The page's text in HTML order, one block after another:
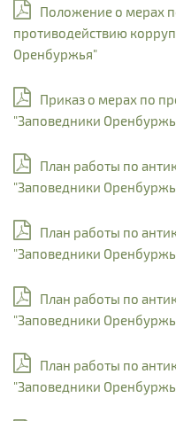
Положение о мерах
противодействию
Оренбуржья"
Приказ о мерах по
"Заповедники
План работы по
"Заповедники
План работы по
"Заповедники
План работы по
"Заповедники
План работы по
"Заповедники